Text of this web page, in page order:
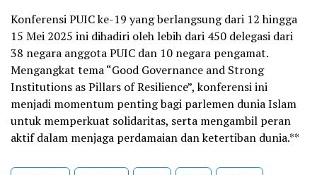
Konferensi PUIC ke-19 yang berlangsung dari 12 hingga
15 Mei 2025 ini dihadiri oleh lebih dari 450 delegasi dari
38 negara anggota PUIC dan 10 negara pengamat.
Mengangkat tema “Good Governance and Strong
Institutions as Pillars of Resilience”, konferensi ini
menjadi momentum penting bagi parlemen dunia Islam
untuk memperkuat solidaritas, serta mengambil peran
aktif dalam menjaga perdamaian dan ketertiban dunia.**